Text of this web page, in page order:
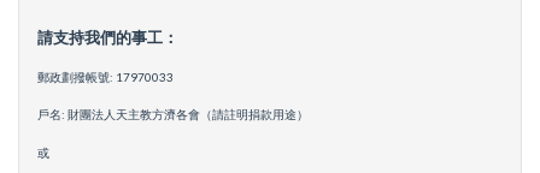
請支持我們的事工：
郵政劃撥帳號: 17970033
戶名: 財團法人天主教方濟各會（請註明捐款用途）
或